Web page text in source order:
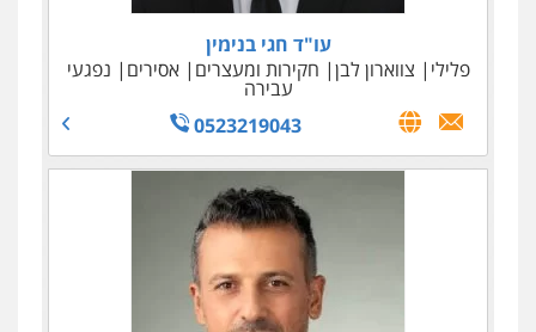
עו"ד חגי בנימין
פלילי
צווארון לבן חקירות ומעצרים אסירים נפגעי
עבירה
0523219043
עו"ד טליה גרידיש
צבאי
עורכי דין לענייני אסירים